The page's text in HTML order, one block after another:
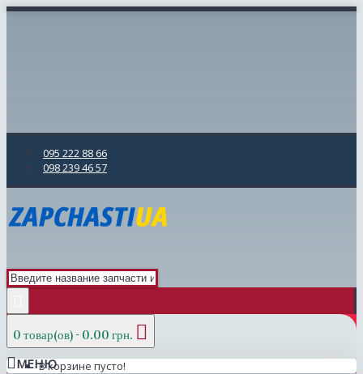
095 222 88 66
098 239 46 57
0 товар(ов) - 0.00 грн.
В корзине пусто!
МЕНЮ